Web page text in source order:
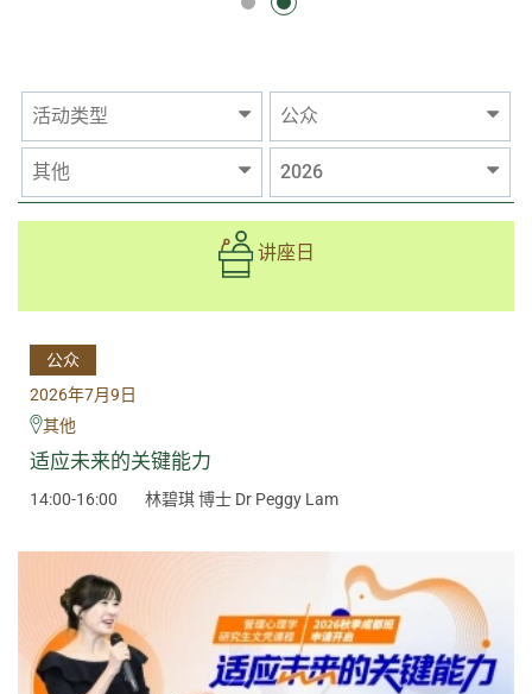
活动类型 公众
其他 2026
讲座日
公众
2026年7月9日
其他
适应未来的关键能力
14:00-16:00 林碧琪 博士 Dr Peggy Lam